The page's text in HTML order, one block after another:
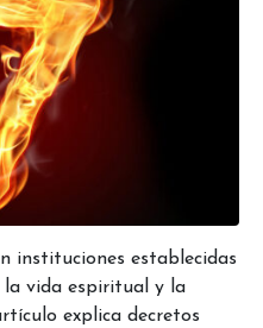
instituciones establecidas
vida espiritual y la
explica decretos